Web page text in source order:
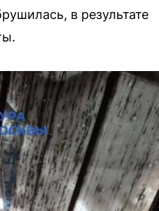
в результате